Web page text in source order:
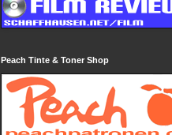
Peach Tinte & Toner Shop